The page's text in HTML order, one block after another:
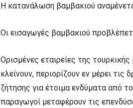
Η κατανάλωση βαμβακιού
Οι εισαγωγές βαμβακιού
Ορισμένες εταιρείες της
κλείνουν, περιορίζουν εν μέρει
ζήτησης για έτοιμα ενδύματα από
παραγωγοί μεταφέρουν τις